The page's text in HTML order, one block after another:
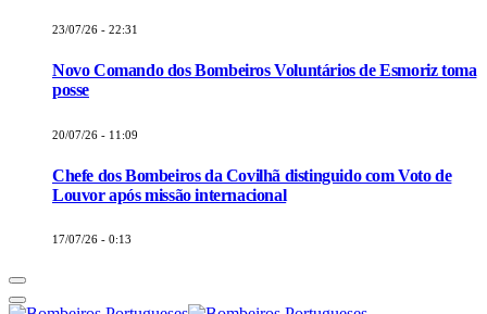
23/07/26 - 22:31
Novo Comando dos Bombeiros Voluntários de Esmoriz toma
posse
20/07/26 - 11:09
Chefe dos Bombeiros da Covilhã distinguido com Voto de
Louvor após missão internacional
17/07/26 - 0:13